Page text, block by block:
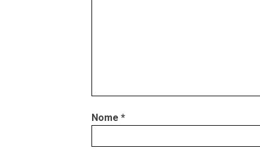
Nome *